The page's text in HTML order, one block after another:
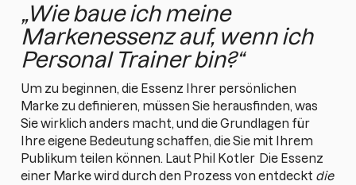
„Wie baue ich meine
Markenessenz auf, wenn ich
Personal Trainer bin?“
Um zu beginnen, die Essenz Ihrer persönlichen
Marke zu definieren, müssen Sie herausfinden, was
Sie wirklich anders macht, und die Grundlagen für
Ihre eigene Bedeutung schaffen, die Sie mit Ihrem
Publikum teilen können. Laut Phil Kotler Die Essenz
einer Marke wird durch den Prozess von entdeckt die